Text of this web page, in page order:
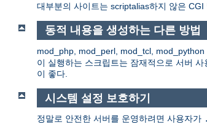
대부분의 사이트는 scriptalias하지 않은 CGI
동적 내용을 생성하는 다른 방법
mod_php, mod_perl, mod_tcl,
이 실행하는 스크립트는 잠재적으로 서버
이 좋다.
시스템 설정 보호하기
정말로 안전한 서버를 운영하려면 사용자가